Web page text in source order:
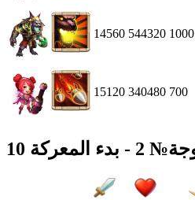
14560 544320 1000
15120 340480 700